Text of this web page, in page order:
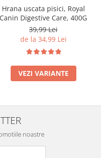
Hrana uscata pisici, Royal
Canin Digestive Care, 400G
39,99 Lei
de la 34,99 Lei
VEZI VARIANTE
noastre